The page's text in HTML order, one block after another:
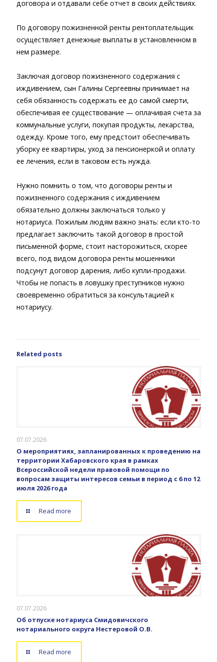
договора и отдавали себе отчет в своих действиях.
По договору пожизненной ренты рентоплательщик
осуществляет денежные выплаты в установленном в
нем размере.
Заключая договор пожизненного содержания с
иждивением, сын Галины Сергеевны принимает на
себя обязанность содержать ее до самой смерти,
обеспечивая ее существование — оплачивая счета за
коммунальные услуги, покупая продукты, лекарства,
одежду. Кроме того, ему предстоит обеспечивать
уборку ее квартиры, уход за пенсионеркой и оплату
ее лечения, если в таковом есть нужда.
Нужно помнить о том, что договоры ренты и
пожизненного содержания с иждивением
обязательно должны заключаться только у
нотариуса. Пожилым людям важно знать: если кто-то
предлагает заключить такой договор в простой
письменной форме, стоит насторожиться, скорее
всего, под видом договора ренты мошенники
подсунут договор дарения, либо купли-продажи.
Чтобы не попасть в ловушку преступников нужно
своевременно обратиться за консультацией к
нотариусу.
Related posts
07.07.2026
О мероприятиях, запланированных к проведению на
территории Хабаровского края в рамках
Всероссийской недели правовой помощи по
вопросам защиты интересов семьи в период с 6 по 12
июля 2026 года
Read more
07.07.2026
Об отпуске нотариуса Смидовичского
нотариального округа Нестеровой О.В.
Read more